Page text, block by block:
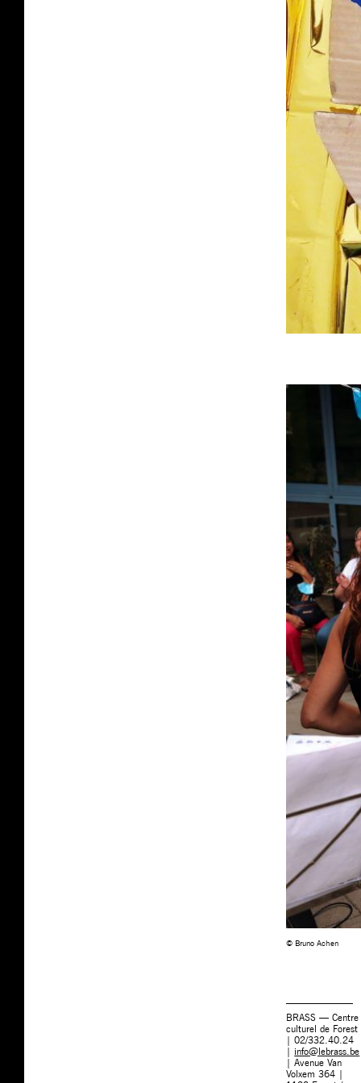
© Bruno Achen
BRASS — Centre
culturel de Forest
| 02/332.40.24
| info@lebrass.be
| Avenue Van
Volxem 364 |